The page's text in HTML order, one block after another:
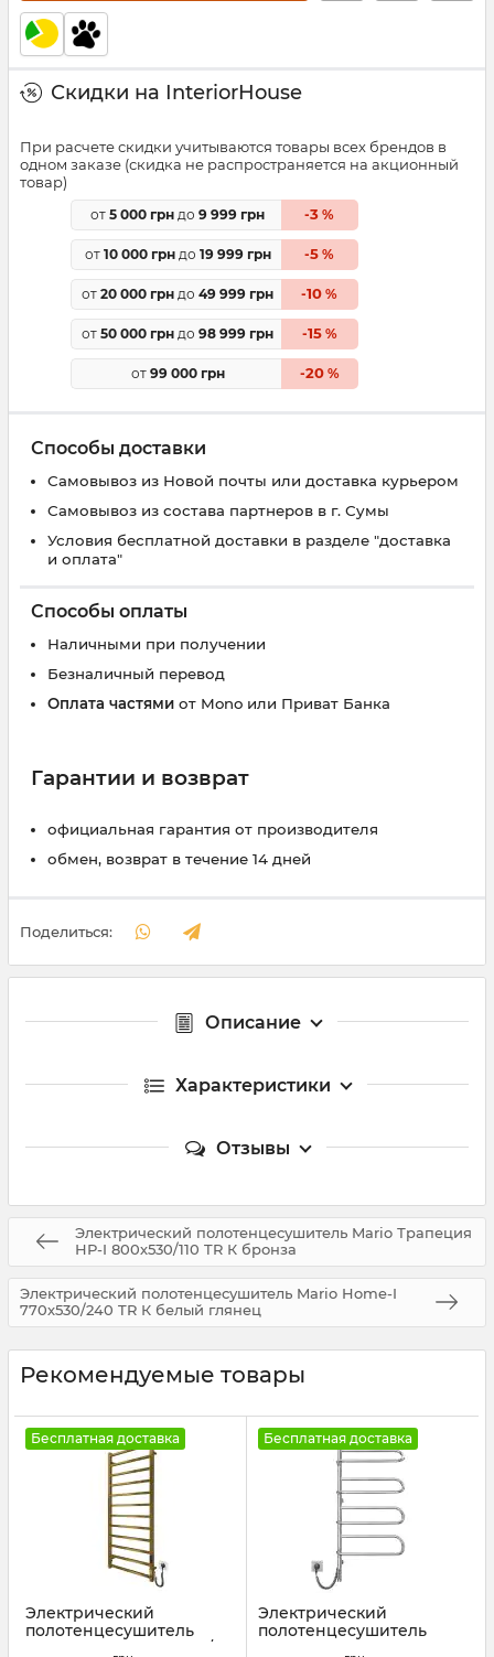
Скидки на InteriorHouse
При расчете скидки учитываются товары всех брендов в
одном заказе (скидка не распространяется на акционный
товар)
от 5 000 грн до 9 999 грн -3 %
от 10 000 грндо 19 999 грн -5 %
от 20 000 грн до 49 999 грн -10 %
от 50 000 грн до 98 999 грн -15%
от 99 000 грн -20%
Способы доставки
Самовывоз из Новой почты или доставка курьером
Самовывоз из состава партнеров в г. Сумы
Условия бесплатной доставки в разделе "доставка
и оплата"
Способы оплаты
Наличными при получении
Безналичный перевод
Оплата частями от Mono или Приват Банка
Гарантии и возврат
официальная гарантия от производителя
обмен, возврат в течение 14 дней
Поделиться:
Описание
Характеристики
Отзывы
Электрический полотенцесушитель Mario Трапеция
НР-I 800х530/110 TR К бронза
Электрический полотенцесушитель Mario Home-I
770х530/240 TR К белый глянец
Рекомендуемые товары
Бесплатная доставка
Электрический
полотенцесушитель
Mario Токио-I 1200х500/80
Бесплатная доставка
Электрический
полотенцесушитель